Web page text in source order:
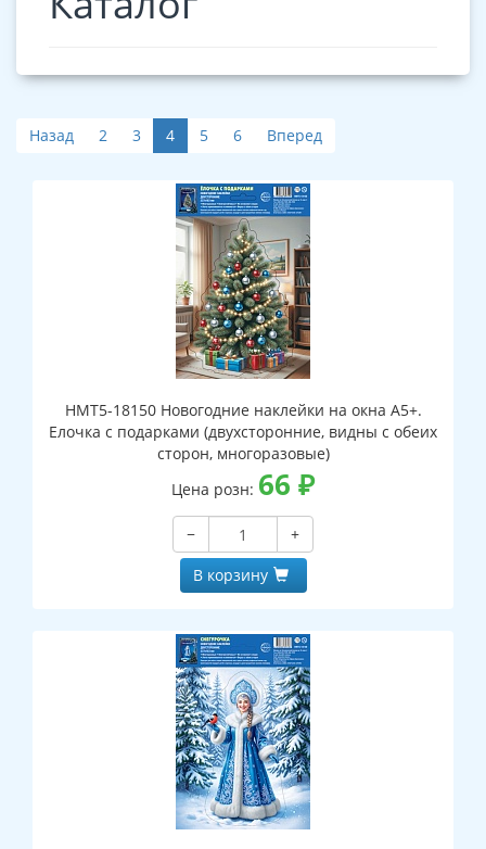
Назад 2 3 4 5 6 Вперед
НМТ5-18150 Новогодние наклейки на окна А5+.
Елочка с подарками (двухсторонние, видны с обеих
сторон, многоразовые)
Цена розн: 66 ₽
−
+
В корзину